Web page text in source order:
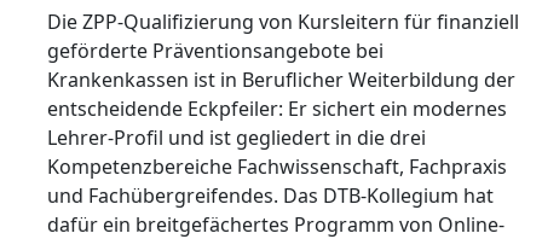
Die ZPP-Qualifizierung von Kursleitern für finanziell
geförderte Präventionsangebote bei
Krankenkassen ist in Beruflicher Weiterbildung der
entscheidende Eckpfeiler: Er sichert ein modernes
Lehrer-Profil und ist gegliedert in die drei
Kompetenzbereiche Fachwissenschaft, Fachpraxis
und Fachübergreifendes. Das DTB-Kollegium hat
dafür ein breitgefächertes Programm von Online-